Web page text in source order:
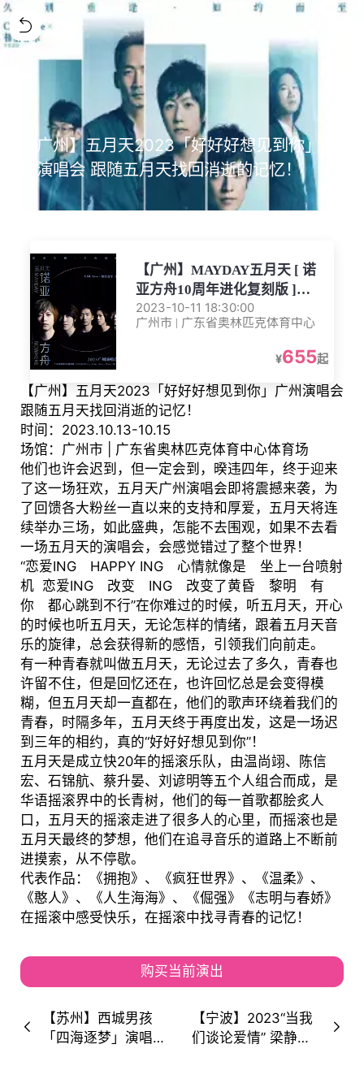
【广州】五月天2023「好好好想见到你」广
州演唱会 跟随五月天找回消逝的记忆！
【广州】MAYDAY五月天 [ 诺
亚方舟10周年进化复刻版 ]
2023广州演唱会
2023-10-11 18:30:00
广州市 | 广东省奥林匹克体育中心
¥655起
【广州】五月天2023「好好好想见到你」广州演唱会
跟随五月天找回消逝的记忆！
时间：2023.10.13-10.15
场馆：广州市 | 广东省奥林匹克体育中心体育场
他们也许会迟到，但一定会到，暌违四年，终于迎来
了这一场狂欢，五月天广州演唱会即将震撼来袭，为
了回馈各大粉丝一直以来的支持和厚爱，五月天将连
续举办三场，如此盛典，怎能不去围观，如果不去看
一场五月天的演唱会，会感觉错过了整个世界！
“恋爱ING HAPPY ING 心情就像是 坐上一台喷射
机 恋爱ING 改变 ING 改变了黄昏 黎明 有
你 都心跳到不行”在你难过的时候，听五月天，开心
的时候也听五月天，无论怎样的情绪，跟着五月天音
乐的旋律，总会获得新的感悟，引领我们向前走。
有一种青春就叫做五月天，无论过去了多久，青春也
许留不住，但是回忆还在，也许回忆总是会变得模
糊，但五月天却一直都在，他们的歌声环绕着我们的
青春，时隔多年，五月天终于再度出发，这是一场迟
到三年的相约，真的“好好好想见到你”！
五月天是成立快20年的摇滚乐队，由温尚翊、陈信
宏、石锦航、蔡升晏、刘谚明等五个人组合而成，是
华语摇滚界中的长青树，他们的每一首歌都脍炙人
口，五月天的摇滚走进了很多人的心里，而摇滚也是
五月天最终的梦想，他们在追寻音乐的道路上不断前
进摸索，从不停歇。
代表作品：《拥抱》、《疯狂世界》、《温柔》、
《憨人》、《人生海海》、《倔强》《志明与春娇》
在摇滚中感受快乐，在摇滚中找寻青春的记忆！
购买当前演出
【苏州】西城男孩
「四海逐梦」演唱会
【宁波】2023“当我
们谈论爱情” 梁静茹